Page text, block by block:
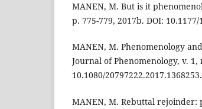
MANEN, M. But is it
p. 775-779, 2017b. DOI:
MANEN, M. Phenomenology
Journal of Phenomenology, v. 1,
10.1080/20797222.2017.1368253.
MANEN, M. Rebuttal